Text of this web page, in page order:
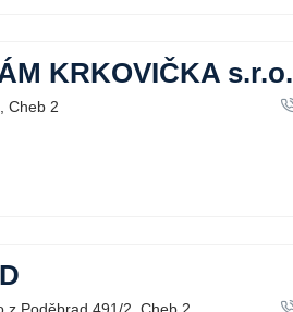
KRKOVIČKA s.r.o.
Cheb 2